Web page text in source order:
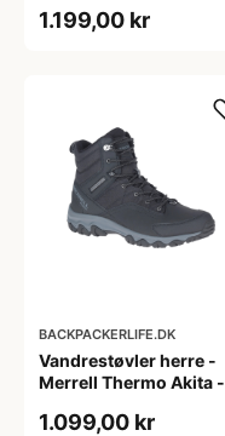
Mørkegrå
1.199,00 kr
BACKPACKERLIFE.DK
Vandrestøvler herre -
Merrell Thermo Akita -
1.099,00 kr